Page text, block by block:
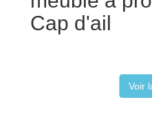
Cap d'ail
Voir